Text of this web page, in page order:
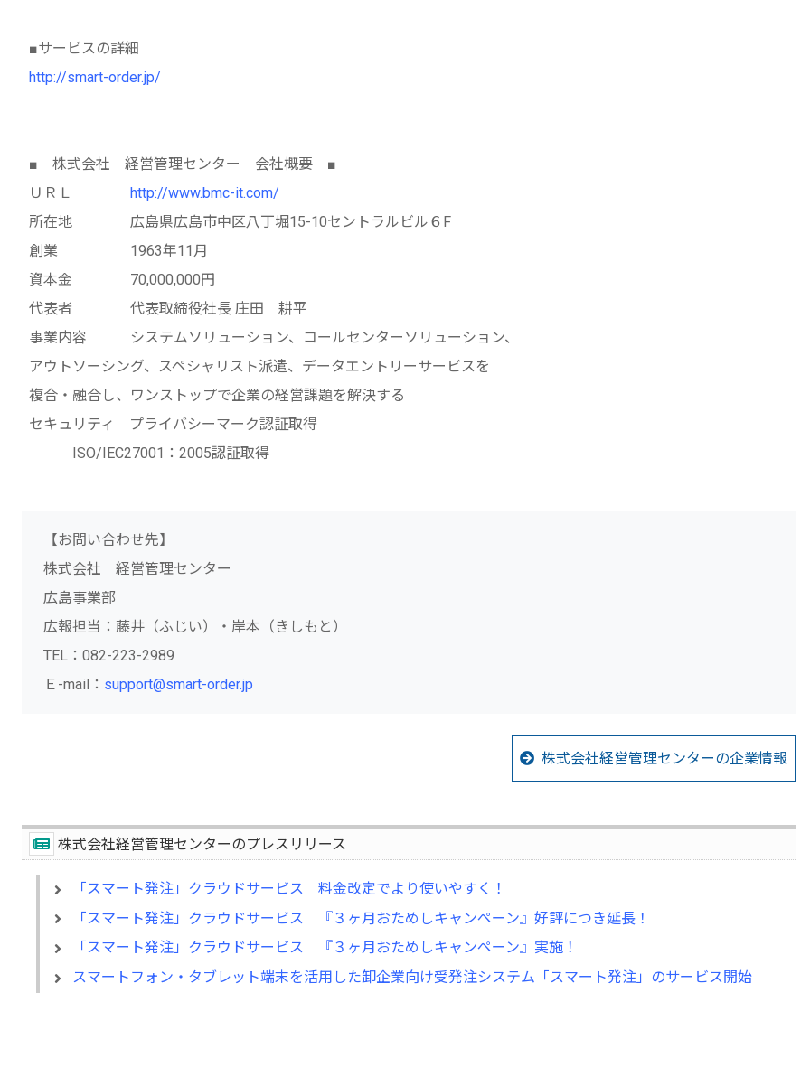
■サービスの詳細
http://smart-order.jp/
■ 株式会社 経営管理センター 会社概要 ■
ＵＲＬ http://www.bmc-it.com/
所在地 広島県広島市中区八丁堀15-10セントラルビル６F
創業 1963年11月
資本金 70,000,000円
代表者 代表取締役社長 庄田 耕平
事業内容 システムソリューション、コールセンターソリューション、
アウトソーシング、スペシャリスト派遣、データエントリーサービスを
複合・融合し、ワンストップで企業の経営課題を解決する
セキュリティ プライバシーマーク認証取得
ISO/IEC27001：2005認証取得
【お問い合わせ先】
株式会社 経営管理センター
広島事業部
広報担当：藤井（ふじい）・岸本（きしもと）
TEL：082-223-2989
Ｅ-mail： support@smart-order.jp
株式会社経営管理センターの企業情報
株式会社経営管理センターのプレスリリース
「スマート発注」クラウドサービス 料金改定でより使いやすく！
「スマート発注」クラウドサービス 『３ヶ月おためしキャンペーン』好評につき延長！
「スマート発注」クラウドサービス 『３ヶ月おためしキャンペーン』実施！
スマートフォン・タブレット端末を活用した卸企業向け受発注システム「スマート発注」のサービス開始